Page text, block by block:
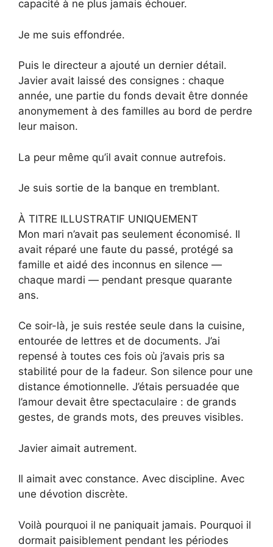
capacité à ne plus jamais échouer.
Je me suis effondrée.
Puis le directeur a ajouté un dernier détail.
Javier avait laissé des consignes : chaque
année, une partie du fonds devait être donnée
anonymement à des familles au bord de perdre
leur maison.
La peur même qu’il avait connue autrefois.
Je suis sortie de la banque en tremblant.
À TITRE ILLUSTRATIF UNIQUEMENT
Mon mari n’avait pas seulement économisé. Il
avait réparé une faute du passé, protégé sa
famille et aidé des inconnus en silence —
chaque mardi — pendant presque quarante
ans.
Ce soir-là, je suis restée seule dans la cuisine,
entourée de lettres et de documents. J’ai
repensé à toutes ces fois où j’avais pris sa
stabilité pour de la fadeur. Son silence pour une
distance émotionnelle. J’étais persuadée que
l’amour devait être spectaculaire : de grands
gestes, de grands mots, des preuves visibles.
Javier aimait autrement.
Il aimait avec constance. Avec discipline. Avec
une dévotion discrète.
Voilà pourquoi il ne paniquait jamais. Pourquoi il
dormait paisiblement pendant les périodes